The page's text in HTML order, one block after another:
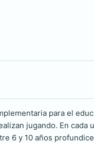
para el
jugando. En
6 y 10 años